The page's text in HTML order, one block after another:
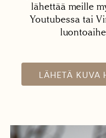
lähettää meille
Youtubessa tai
LÄHETÄ KUVA